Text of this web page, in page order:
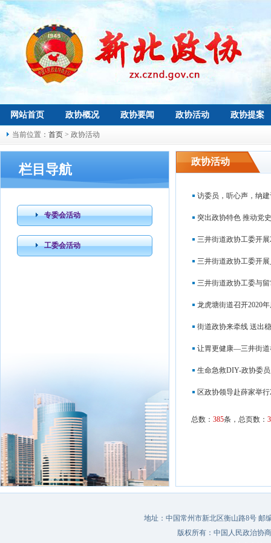
网站首页 政协概况 政协要闻 政协活动 政协提案
当前位置： 首页 > 政协活动
栏目导航
专委会活动
工委会活动
政协活动
访委员，听心声，纳
突出政协特色 推动党
三井街道政协工委开
三井街道政协工委开
三井街道政协工委与
龙虎塘街道召开2020
街道政协来牵线 送出
让胃更健康—三井街道
生命急救DIY-政协委
区政协领导赴薛家举
总数： 385条，总页数：
地址：中国常州市新北区衡山路8号 邮
版权所有：中国人民政治协